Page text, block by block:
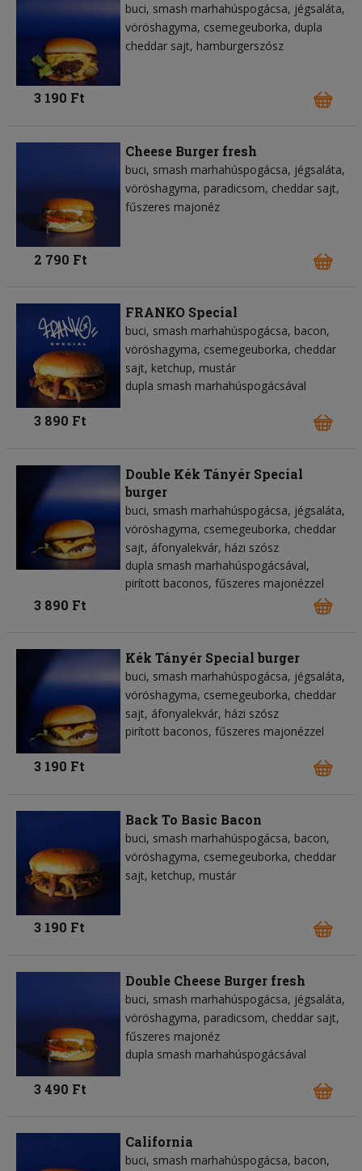
buci smash marhahúspogácsa jégsaláta
vöröshagyma csemegeuborka dupla
cheddar sajt hamburgerszósz
3 190 Ft
Cheese Burger fresh
buci smash marhahúspogácsa jégsaláta
vöröshagyma paradicsom cheddar sajt
fűszeres majonéz
2 790 Ft
FRANKO Special
buci smash marhahúspogácsa bacon
vöröshagyma csemegeuborka cheddar
sajt ketchup mustár
dupla smash marhahúspogácsával
3 890 Ft
Double Kék Tányér Special
burger
buci smash marhahúspogácsa jégsaláta
vöröshagyma csemegeuborka cheddar
sajt áfonyalekvár házi szósz
dupla smash marhahúspogácsával,
pirított baconos, fűszeres majonézzel
3 890 Ft
Kék Tányér Special burger
buci smash marhahúspogácsa jégsaláta
vöröshagyma csemegeuborka cheddar
sajt áfonyalekvár házi szósz
pirított baconos, fűszeres majonézzel
3 190 Ft
Back To Basic Bacon
buci smash marhahúspogácsa bacon
vöröshagyma csemegeuborka cheddar
sajt ketchup mustár
3 190 Ft
Double Cheese Burger fresh
buci smash marhahúspogácsa jégsaláta
vöröshagyma paradicsom cheddar sajt
fűszeres majonéz
dupla smash marhahúspogácsával
3 490 Ft
California
buci smash marhahúspogácsa bacon